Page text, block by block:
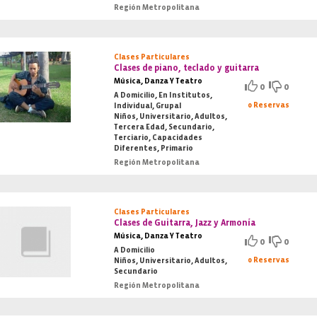
Región Metropolitana
Clases Particulares
Clases de piano, teclado y guitarra
Música, Danza Y Teatro
A Domicilio, En Institutos,
Individual, Grupal
Niños, Universitario, Adultos,
Tercera Edad, Secundario,
Terciario, Capacidades
Diferentes, Primario
Región Metropolitana
0 0
0 Reservas
Clases Particulares
Clases de Guitarra, Jazz y Armonía
Música, Danza Y Teatro
A Domicilio
Niños, Universitario, Adultos,
Secundario
Región Metropolitana
0 0
0 Reservas